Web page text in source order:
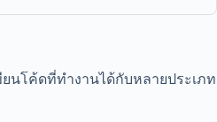
ยนโค้ดที่ทำงานได้กับหลายประเภท